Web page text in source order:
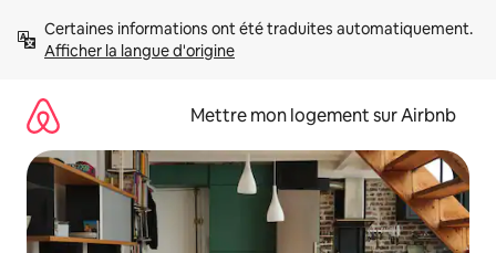
directement
Afficher la langue d'origine
Mettre mon logement sur Airbnb